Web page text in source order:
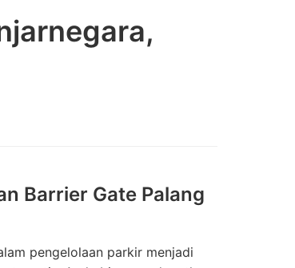
Barrier Gate Palang
pengelolaan parkir menjadi